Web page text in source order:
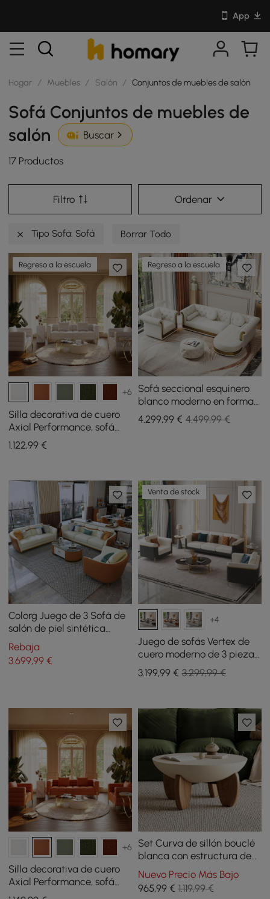
App
Hogar / Muebles / Salón / Conjuntos de muebles de salón
Sofá Conjuntos de muebles de
salón
Buscar
17 Productos
Filtro Ordenar
Tipo Sofá: Sofá Borrar Todo
Regreso a la escuela
+6
Silla decorativa de cuero
Axial Performance, sofá
estriado de 200 cm con
patas y almohadas
1.122,99 €
Regreso a la escuela
Sofá seccional esquinero
blanco moderno en forma
de L Dodiy de 6 plazas con
reposapiés y almohadas
4.299,99€ 4.499,99 €
Colorg Juego de 3 Sofá de
salón de piel sintética
naranja con sofá individual
y cama
Rebaja
3.699,99 €
Venta de stock
+4
Juego de sofás Vertex de
cuero moderno de 3 piezas
para sala
3.199,99€ 3.299,99 €
+6
Silla decorativa de cuero
Axial Performance, sofá
estriado de 200 cm con
Set Curva de sillón bouclé
blanca con estructura de
madera, redonda, pequeña
y moderna, beige y mesa
de centro
Nuevo Precio Más Bajo
965,99€ 1.119,99 €